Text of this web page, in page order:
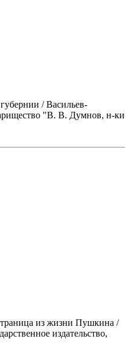
/ Васильев-
"В. В. Думнов, н-ки
из жизни Пушкина /
издательство,